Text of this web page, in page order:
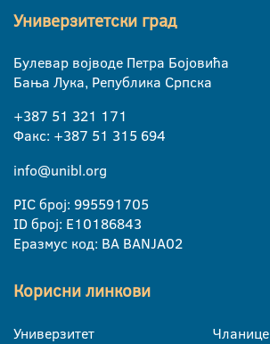
Универзитетски град
Булевар војводе Петра Бојовића
Бања Лука, Република Српска
+387 51 321 171
Факс: +387 51 315 694
info@unibl.org
PIC број: 995591705
ID број: E10186843
Еразмус код: BA BANJA02
Корисни линкови
Универзитет
Чланице